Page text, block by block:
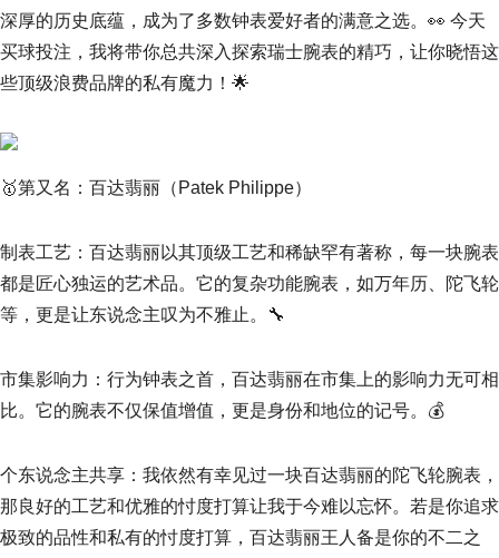
深厚的历史底蕴，成为了多数钟表爱好者的满意之选。👀 今天
买球投注，我将带你总共深入探索瑞士腕表的精巧，让你晓悟这
些顶级浪费品牌的私有魔力！🌟
🥇第又名：百达翡丽（Patek Philippe）
制表工艺：百达翡丽以其顶级工艺和稀缺罕有著称，每一块腕表
都是匠心独运的艺术品。它的复杂功能腕表，如万年历、陀飞轮
等，更是让东说念主叹为不雅止。🔧
市集影响力：行为钟表之首，百达翡丽在市集上的影响力无可相
比。它的腕表不仅保值增值，更是身份和地位的记号。💰
个东说念主共享：我依然有幸见过一块百达翡丽的陀飞轮腕表，
那良好的工艺和优雅的忖度打算让我于今难以忘怀。若是你追求
极致的品性和私有的忖度打算，百达翡丽王人备是你的不二之